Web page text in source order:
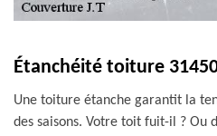
Étanchéité toiture
Une toiture étanche garantit la
des saisons. Votre toit fuit-il ? Ou